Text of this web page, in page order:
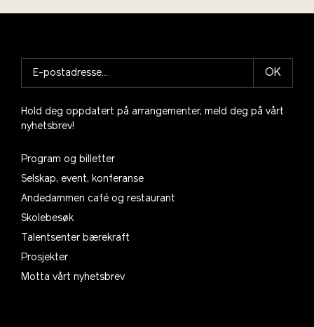
OK
Hold deg oppdatert på arrangementer, meld deg på vårt
nyhetsbrev!
Program og billetter
Selskap, event, konferanse
Andedammen café og restaurant
Skolebesøk
Talentsenter bærekraft
Prosjekter
Motta vårt nyhetsbrev